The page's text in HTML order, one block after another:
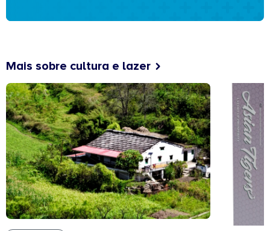
Mais sobre cultura e lazer